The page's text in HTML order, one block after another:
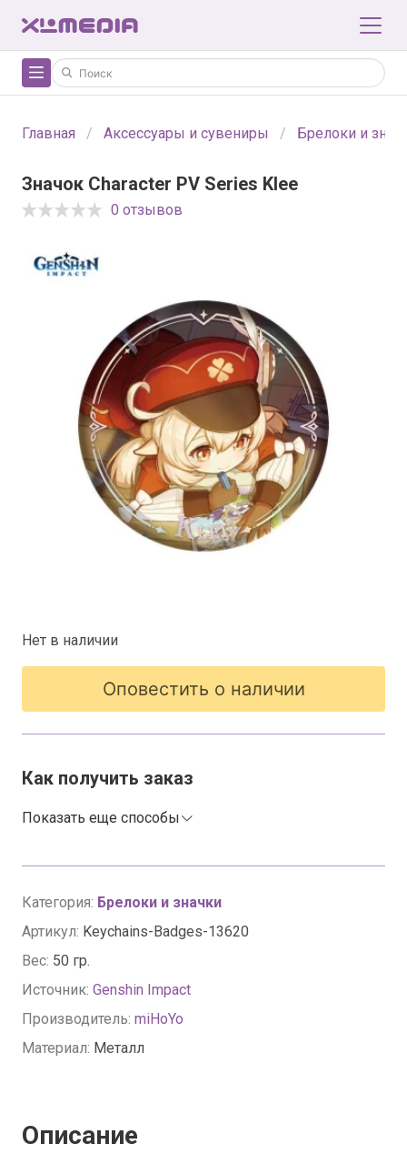
Главная Аксессуары и сувениры Брелоки и
Значок Character PV Series Klee
0 отзывов
Категория: Брелоки и значки
Артикул: Keychains-Badges-13620
Вес: 50 гр.
Источник: Genshin Impact
Производитель: miHoYo
Материал: Металл
Нет в наличии
Оповестить о наличии
Как получить заказ
Показать еще способы
Описание